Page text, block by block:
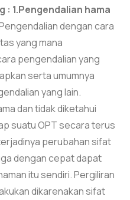
: 1.Pengendalian hama
dengan cara
yang mana
pengendalian yang
serta umumnya
yang lain.
dan tidak diketahui
suatu OPT secara terus
perubahan sifat
dengan cepat dapat
itu sendiri. Pergiliran
dikarenakan sifat